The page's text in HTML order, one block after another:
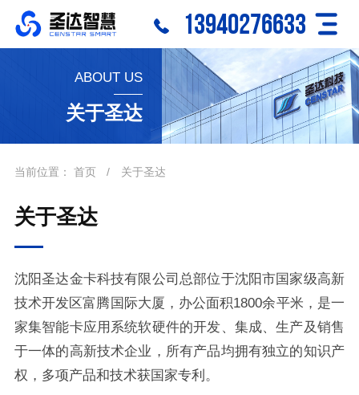
13940276633
ABOUT US
关于圣达
当前位置： 首页 / 关于圣达
关于圣达
沈阳圣达金卡科技有限公司总部位于沈阳市国家级高新
技术开发区富腾国际大厦，办公面积1800余平米，是一
家集智能卡应用系统软硬件的开发、集成、生产及销售
于一体的高新技术企业，所有产品均拥有独立的知识产
权，多项产品和技术获国家专利。